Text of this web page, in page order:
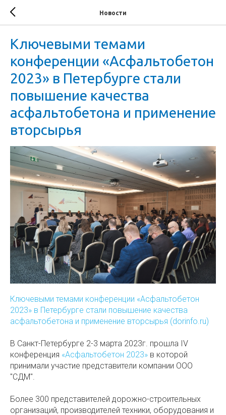
Новости
Ключевыми темами
конференции «Асфальтобетон
2023» в Петербурге стали
повышение качества
асфальтобетона и применение
вторсырья
Ключевыми темами конференции «Асфальтобетон
2023» в Петербурге стали повышение качества
асфальтобетона и применение вторсырья (dorinfo.ru)
В Санкт-Петербурге 2-3 марта 2023г. прошла IV
конференция «Асфальтобетон 2023» в которой
принимали участие представители компании ООО
"СДМ".
Более 300 представителей дорожно-строительных
организаций, производителей техники, оборудования и